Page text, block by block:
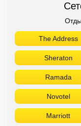
The Address
Sheraton
Ramada
Novotel
Marriott